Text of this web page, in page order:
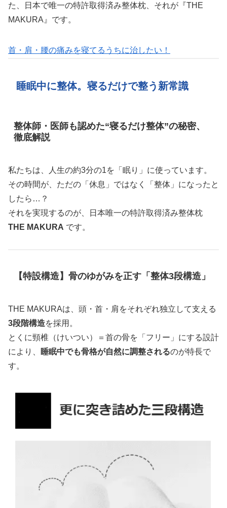
た、日本で唯一の特許取得済み整体枕、それが『THE
MAKURA』です。
首・肩・腰の痛みを寝てるうちに治したい！
睡眠中に整体。寝るだけで整う新常識
整体師・医師も認めた“寝るだけ整体”の秘密、
徹底解説
私たちは、人生の約3分の1を「眠り」に使っています。
その時間が、ただの「休息」ではなく「整体」になったと
したら…？
それを実現するのが、日本唯一の特許取得済み整体枕
THE MAKURA です。
【特設構造】骨のゆがみを正す「整体3段構造」
THE MAKURAは、頭・首・肩をそれぞれ独立して支える
3段階構造を採用。
とくに頸椎（けいつい）＝首の骨を「フリー」にする設計
により、
睡眠中でも骨格が自然に調整されるのが特長で
す。